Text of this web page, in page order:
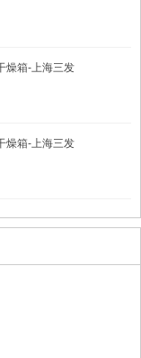
燥箱-上海三发
燥箱-上海三发